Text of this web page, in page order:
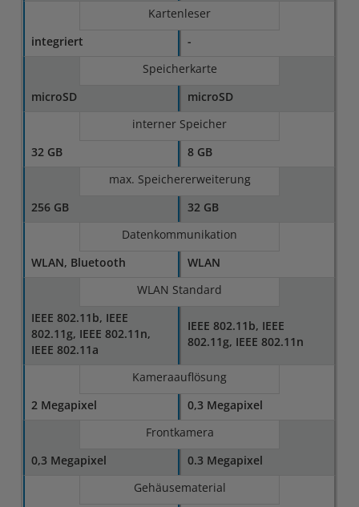
Kartenleser
integriert
-
Speicherkarte
microSD
microSD
interner Speicher
32 GB
8 GB
max. Speichererweiterung
256 GB
32 GB
Datenkommunikation
WLAN, Bluetooth
WLAN
WLAN Standard
IEEE 802.11b, IEEE
802.11g, IEEE 802.11n,
IEEE 802.11a
IEEE 802.11b, IEEE
802.11g, IEEE 802.11n
Kameraauflösung
2 Megapixel
0,3 Megapixel
Frontkamera
0,3 Megapixel
0.3 Megapixel
Gehäusematerial